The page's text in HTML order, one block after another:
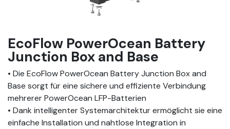
EcoFlow PowerOcean Battery
Junction Box and Base
• Die EcoFlow PowerOcean Battery Junction Box and
Base sorgt für eine sichere und effiziente Verbindung
mehrerer PowerOcean LFP-Batterien
• Dank intelligenter Systemarchitektur ermöglicht sie eine
einfache Installation und nahtlose Integration in